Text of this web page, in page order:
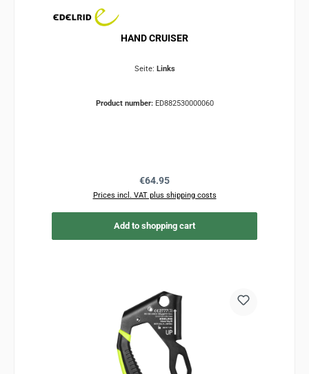
HAND CRUISER
Seite: Links
Product number: ED882530000060
Regular price:
€64.95
Prices incl. VAT plus shipping costs
Add to shopping cart